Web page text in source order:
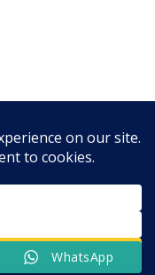
WhatsApp